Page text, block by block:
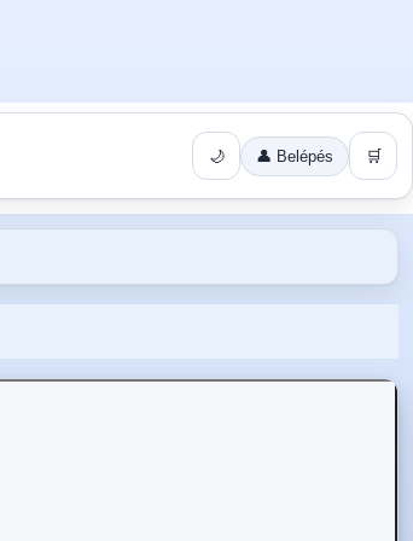
🌙 👤 Belépés 🛒